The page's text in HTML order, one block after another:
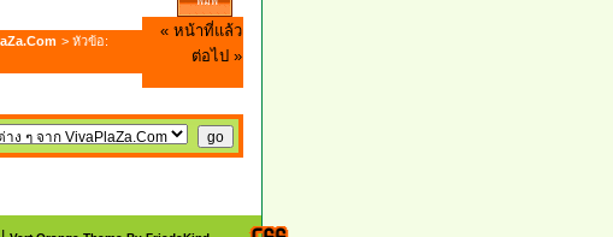
> หัวข้อ:
« หน้าที่แล้ว
ต่อไป »